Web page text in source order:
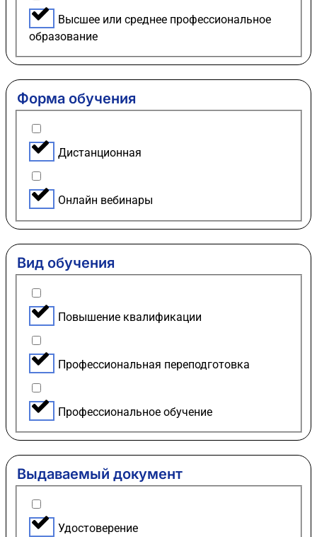
Высшее или среднее профессиональное
образование
Форма обучения
Дистанционная
Онлайн вебинары
Вид обучения
Повышение квалификации
Профессиональная переподготовка
Профессиональное обучение
Выдаваемый документ
Удостоверение